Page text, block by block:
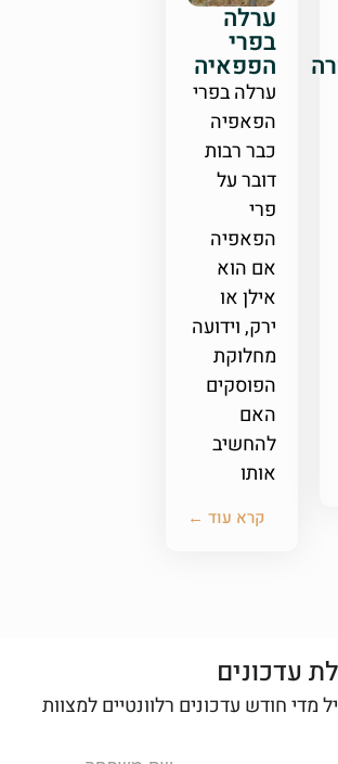
ערלה
בפרי
הפפאיה
ערלה בפרי
הפאפיה
כבר רבות
דובר על
פרי
הפאפיה
אם הוא
אילן או
ירק, וידועה
מחלוקת
הפוסקים
האם
להחשיב
אותו
קרא עוד ←
עדכונים
מדי חודש עדכונים רלוונטיים למצוות